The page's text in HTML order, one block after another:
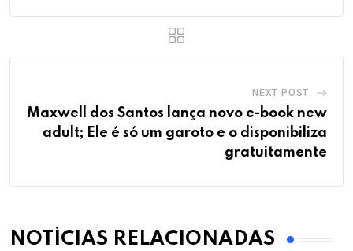
NEXT POST
Maxwell dos Santos lança novo e-book new
adult; Ele é só um garoto e o disponibiliza
gratuitamente
NOTÍCIAS RELACIONADAS